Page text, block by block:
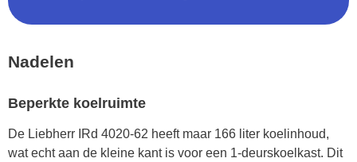
Nadelen
Beperkte koelruimte
De Liebherr IRd 4020-62 heeft maar 166 liter koelinhoud,
wat echt aan de kleine kant is voor een 1-deurskoelkast. Dit